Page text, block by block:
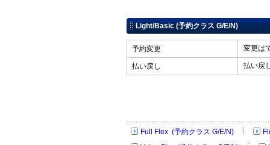
Light/Basic (予約クラス G/E/N)
予約変更 変更は
払い戻し 払い戻
Full Flex (予約クラス G/E/N)